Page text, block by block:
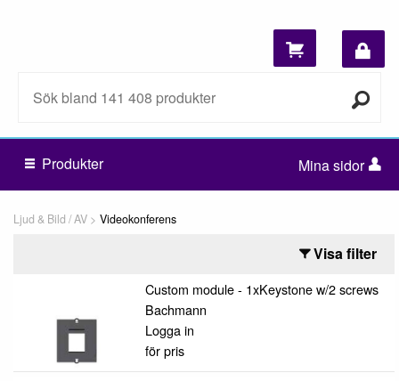
Produkter Mina sidor
Ljud & Bild / AV Videokonferens
Visa filter
Custom module - 1xKeystone w/2 screws
Bachmann
Logga in
för pris